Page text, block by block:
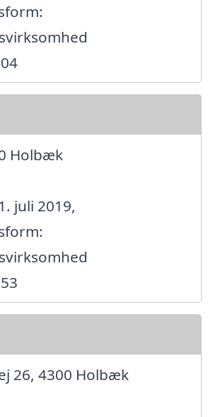
Holbæk
juli 2019,
26, 4300 Holbæk